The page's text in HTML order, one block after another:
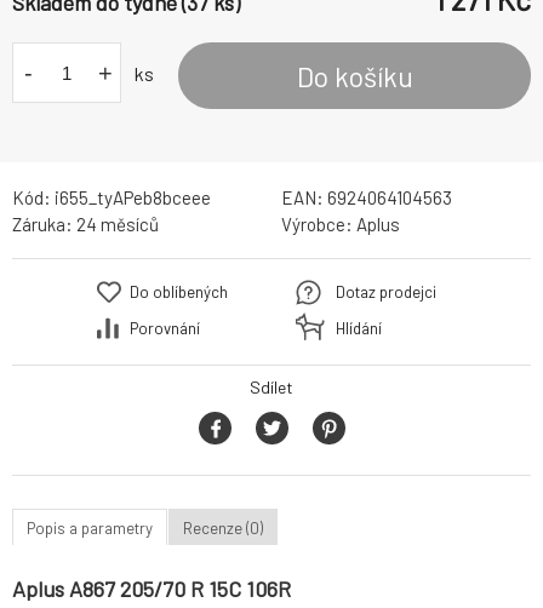
- + ks Do košíku
Kód: i655_tyAPeb8bceee EAN: 6924064104563
Záruka: 24 měsíců Výrobce: Aplus
Do oblíbených
Porovnání
Dotaz prodejci
Hlídání
Sdílet
Popis a parametry Recenze (0)
Aplus A867 205/70 R 15C 106R